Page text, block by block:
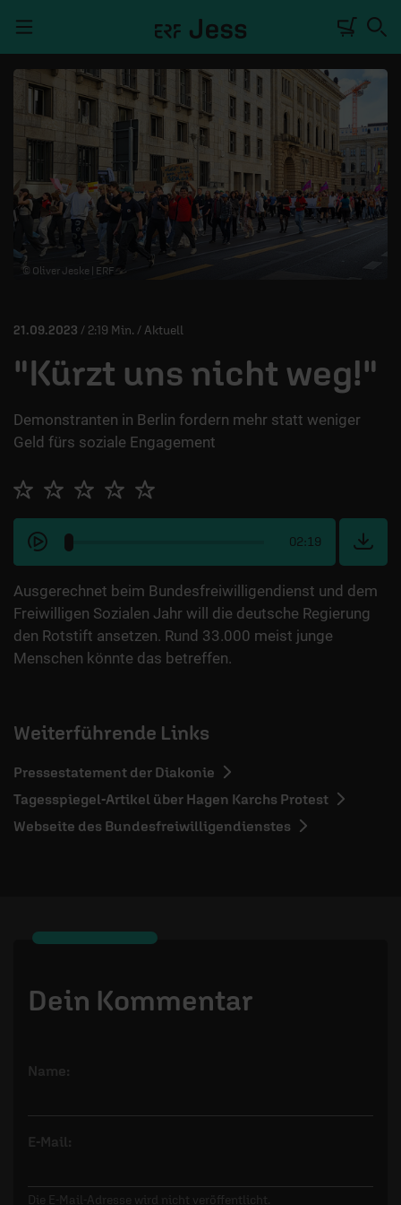
TALKWERK
REPORTAGE
RADIO
DEINE APP
MITMACHEN
ÜBER UNS
© Oliver Jeske | ERF
21.09.2023 / 2:19 Min. / Aktuell
"Kürzt uns nicht weg!"
Demonstranten in Berlin fordern mehr statt weniger
Geld fürs soziale Engagement
02:19
Ausgerechnet beim Bundesfreiwilligendienst und dem
Freiwilligen Sozialen Jahr will die deutsche Regierung
den Rotstift ansetzen. Rund 33.000 meist junge
Menschen könnte das betreffen.
Weiterführende Links
Pressestatement der Diakonie
Tagesspiegel-Artikel über Hagen Karchs Protest
Webseite des Bundesfreiwilligendienstes
Dein Kommentar
Name:
E-Mail:
Die E-Mail-Adresse wird nicht veröffentlicht.